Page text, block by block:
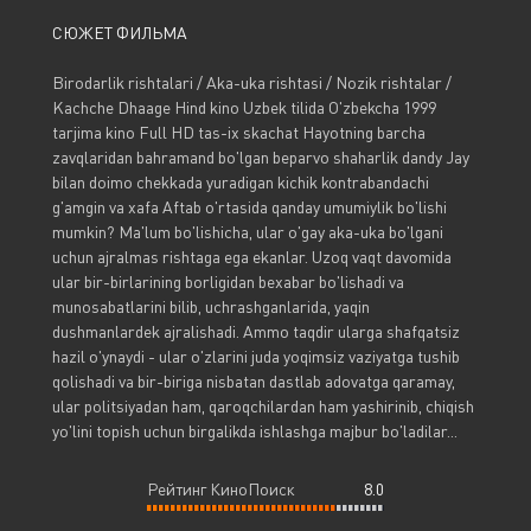
СЮЖЕТ ФИЛЬМА
Birodarlik rishtalari / Aka-uka rishtasi / Nozik rishtalar /
Kachche Dhaage Hind kino Uzbek tilida O'zbekcha 1999
tarjima kino Full HD tas-ix skachat Hayotning barcha
zavqlaridan bahramand bo'lgan beparvo shaharlik dandy Jay
bilan doimo chekkada yuradigan kichik kontrabandachi
g'amgin va xafa Aftab o'rtasida qanday umumiylik bo'lishi
mumkin? Ma'lum bo'lishicha, ular o'gay aka-uka bo'lgani
uchun ajralmas rishtaga ega ekanlar. Uzoq vaqt davomida
ular bir-birlarining borligidan bexabar bo'lishadi va
munosabatlarini bilib, uchrashganlarida, yaqin
dushmanlardek ajralishadi. Ammo taqdir ularga shafqatsiz
hazil o'ynaydi - ular o'zlarini juda yoqimsiz vaziyatga tushib
qolishadi va bir-biriga nisbatan dastlab adovatga qaramay,
ular politsiyadan ham, qaroqchilardan ham yashirinib, chiqish
yo'lini topish uchun birgalikda ishlashga majbur bo'ladilar...
Рейтинг КиноПоиск 8.0